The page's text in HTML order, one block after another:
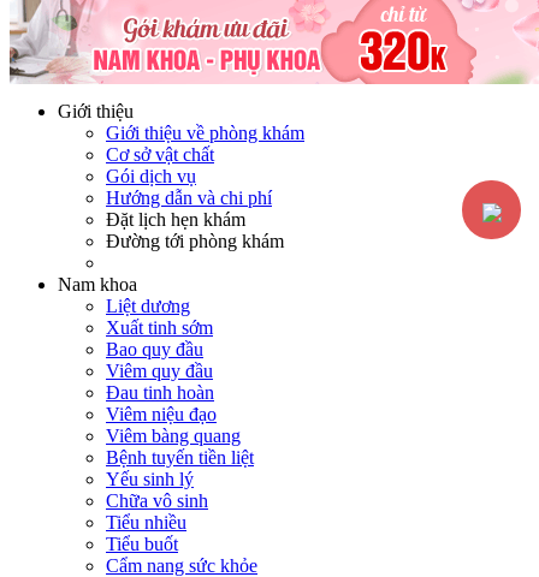
Hotline:0365116117Miễn phí tư vấn
Giới thiệu
Giới thiệu về phòng khám
Cơ sở vật chất
Gói dịch vụ
Hướng dẫn và chi phí
Đặt lịch hẹn khám
Đường tới phòng khám
Nam khoa
Liệt dương
Xuất tinh sớm
Bao quy đầu
Viêm quy đầu
Đau tinh hoàn
Viêm niệu đạo
Viêm bàng quang
Bệnh tuyến tiền liệt
Yếu sinh lý
Chữa vô sinh
Tiểu nhiều
Tiểu buốt
Cẩm nang sức khỏe